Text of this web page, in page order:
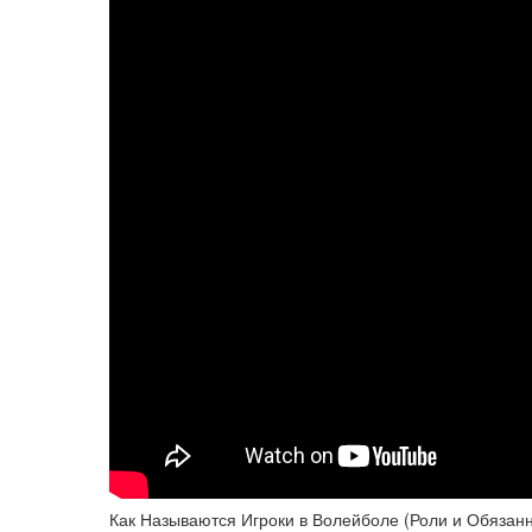
Как Называются Игроки в Волейболе (Роли и